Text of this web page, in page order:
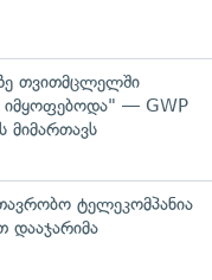
თვითმცლელში
იმყოფებოდა" — GWP
მიმართავს
ტელეკომპანია